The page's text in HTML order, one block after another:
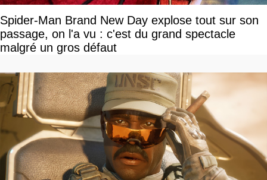
Spider-Man Brand New Day explose tout sur son
passage, on l'a vu : c'est du grand spectacle
malgré un gros défaut